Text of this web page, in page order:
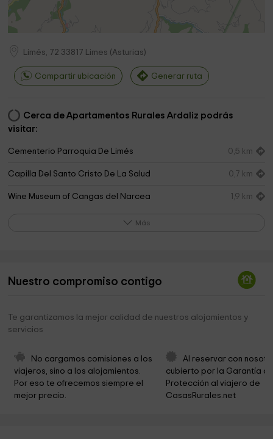
Limés, 72 33817 Limes (Asturias)
Compartir ubicación Generar ruta
Cerca de Apartamentos Rurales Ardaliz podrás
visitar:
Cementerio Parroquia De Limés 0,5 km
Capilla Del Santo Cristo De La Salud 0,7 km
Wine Museum of Cangas del Narcea 1,9 km
Ermita de San Juliano 4,1 km
Ermita del Salvador
Iglesia de Santa Maria
Cementerio parroquial de Villar de Sapos
Capilla de San Romano 8,5 km
Más
Nuestro compromiso contigo
Te garantizamos la mejor calidad de nuestros alojamientos y
servicios
No cargamos comisiones a los
viajeros, sino a los alojamientos.
Por eso te ofrecemos siempre el
mejor precio.
Al reservar con
cubierto por la Garantía
Protección al viajero de
CasasRurales.net